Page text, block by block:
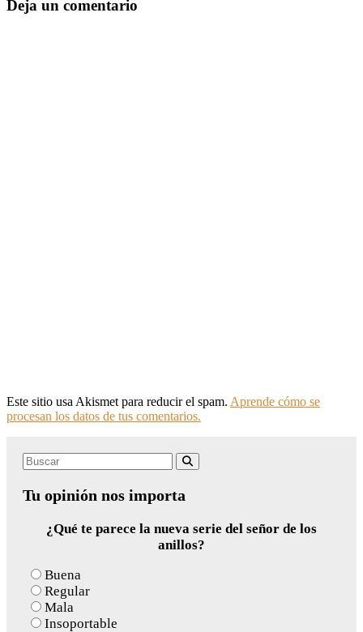
Deja un comentario
Este sitio usa Akismet para reducir el spam. Aprende cómo se
procesan los datos de tus comentarios.
Search
Tu opinión nos importa
¿Qué te parece la nueva serie del señor de los
anillos?
Buena
Regular
Mala
Insoportable